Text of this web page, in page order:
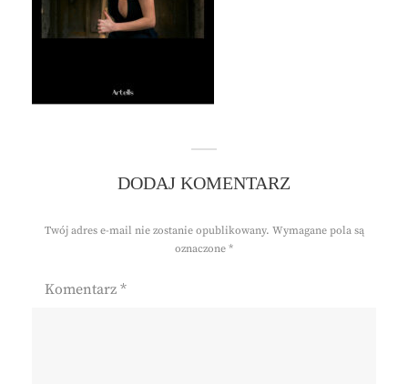
DODAJ KOMENTARZ
Twój adres e-mail nie zostanie opublikowany. Wymagane pola są
oznaczone *
Komentarz *